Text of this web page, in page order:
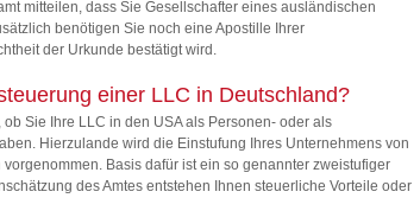
mitteilen, dass Sie Gesellschafter eines ausländischen
benötigen Sie noch eine Apostille Ihrer
der Urkunde bestätigt wird.
einer LLC in Deutschland?
Sie Ihre LLC in den USA als Personen- oder als
Hierzulande wird die Einstufung Ihres Unternehmens von
Basis dafür ist ein so genannter zweistufiger
des Amtes entstehen Ihnen steuerliche Vorteile oder